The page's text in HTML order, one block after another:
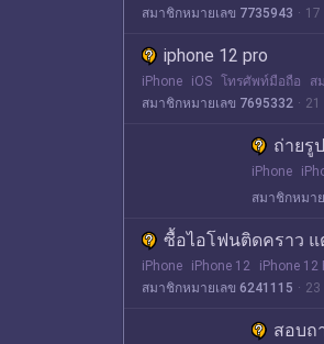
สมาชิกหมายเลข 7735943
17
iphone 12 pro
iPhone iOS โทรศัพท์มือถือ ส
สมาชิกหมายเลข 7695332
21
ถ่ายรู
iPhone
สมาชิกหมา
ซื้อไอโฟนติดคราว
iPhone iPhone 12 iPhone 12
สมาชิกหมายเลข 6241115
23
สอบถ